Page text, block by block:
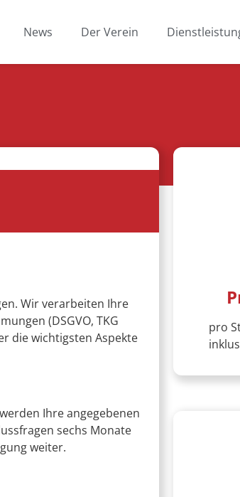
News Der Verein
Wir verarbeiten Ihre
(DSGVO, TKG
die wichtigsten Aspekte
Ihre angegebenen
sechs Monate
weiter.
pro